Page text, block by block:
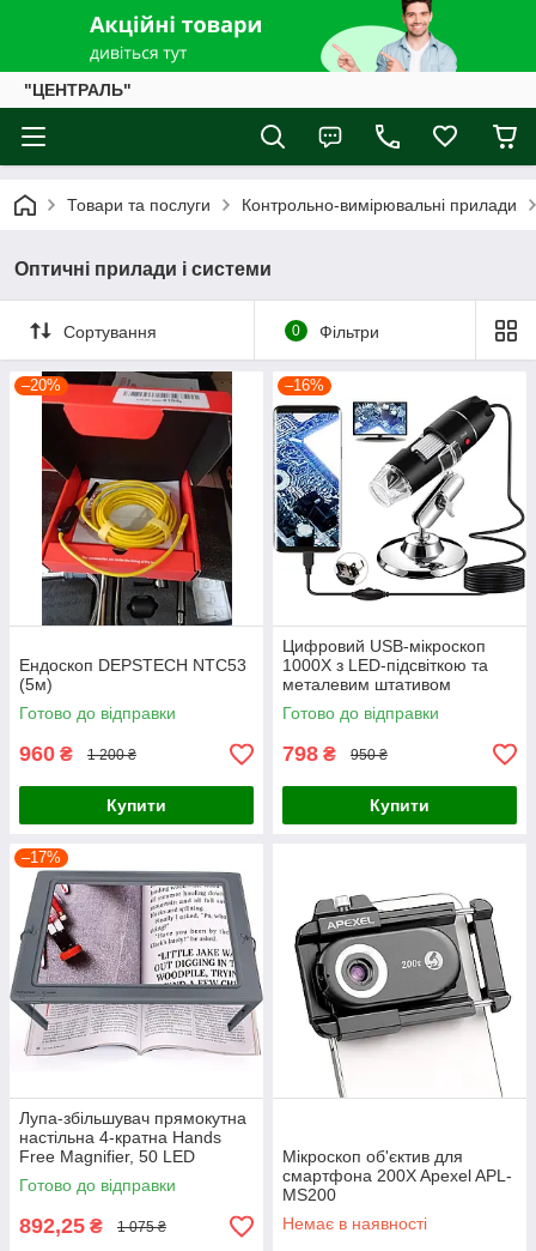
"ЦЕНТРАЛЬ"
Товари та послуги Контрольно-вимірювальні прилади
Оптичні прилади і системи
Сортування 0 Фільтри
–20%
Ендоскоп DEPSTECH NTC53
(5м)
Готово до відправки
960 ₴ 1 200 ₴
Купити
–16%
Цифровий USB-мікроскоп
1000X з LED-підсвіткою та
металевим штативом
(Електронний ендоскоп для
паяння та ремонту)
Готово до відправки
798 ₴ 950 ₴
Купити
–17%
Лупа-збільшувач прямокутна
настільна 4-кратна Hands
Free Magnifier, 50 LED
світлодіодів, живлення від
USB/батарейок, для
Готово до відправки
892,25 ₴ 1 075 ₴
Мікроскоп об'єктив для
смартфона 200X Apexel APL-
MS200
Немає в наявності